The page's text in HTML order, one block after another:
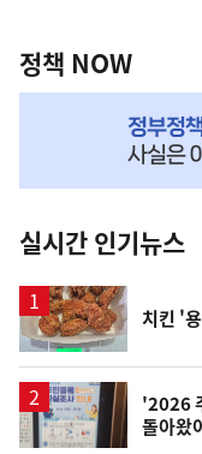
책
NOW,
뉴
스
정책 NOW
실시간 인기뉴스
치킨 '
'2026
돌아왔